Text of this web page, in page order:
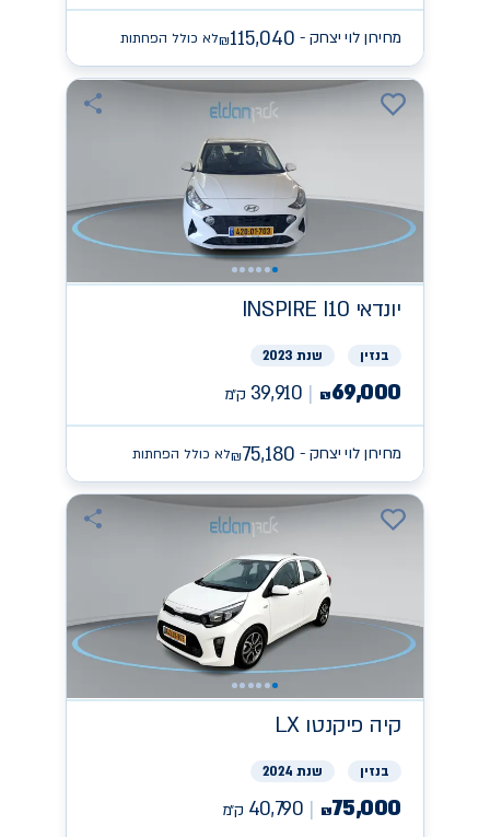
מחירון לוי יצחק - ₪115,040 לא כולל הפחתות
יונדאי INSPIRE I10
בנזין שנת 2023
₪69,000
39,910 ק״מ
מחירון לוי יצחק - ₪75,180 לא כולל הפחתות
קיה פיקנטו LX
בנזין שנת 2024
₪75,000
40,790 ק״מ